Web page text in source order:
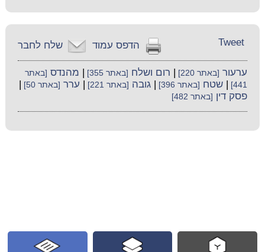
שלח לחבר הדפס עמוד Tweet
ערעור [באתר 220] רום ושלח [באתר 355] מהנדס [באתר
441]
|שטח [באתר 396] |גובה [באתר 221] ערר [באתר 50]
פסק דין [באתר 482]